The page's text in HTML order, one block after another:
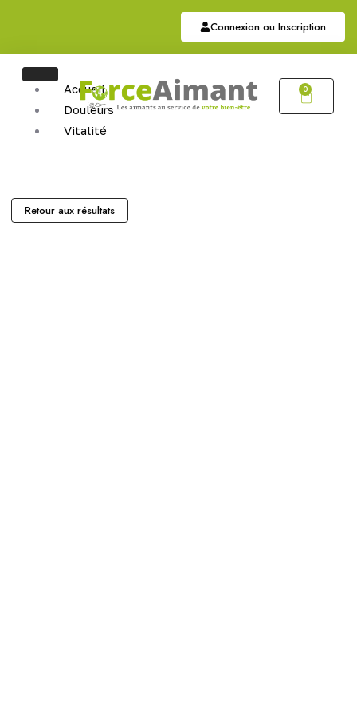
Connexion ou Inscription
Accueil
Douleurs
Vitalité
Hématite
0
Retour aux résultats